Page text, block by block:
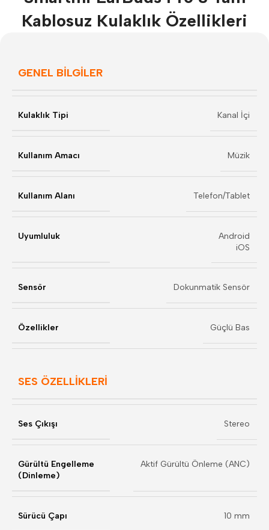
Kablosuz Kulaklık Özellikleri
GENEL BİLGİLER
Kulaklık Tipi Kanal İçi
Kullanım Amacı Müzik
Kullanım Alanı Telefon/Tablet
Uyumluluk
Android
iOS
Sensör Dokunmatik Sensör
Özellikler Güçlü Bas
SES ÖZELLİKLERİ
Ses Çıkışı Stereo
Gürültü Engelleme
(Dinleme)
Aktif Gürültü Önleme (ANC)
Sürücü Çapı 10 mm